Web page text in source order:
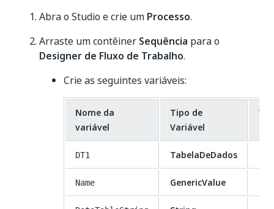
Abra o Studio e crie um Processo.
Arraste um contêiner Sequência para o
Designer de Fluxo de Trabalho.
Crie as seguintes variáveis:
Nome da
variável
Tipo de
Variável
DT1 TabelaDeDados
Name GenericValue